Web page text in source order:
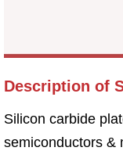
Description of
Silicon carbide
semiconductors &